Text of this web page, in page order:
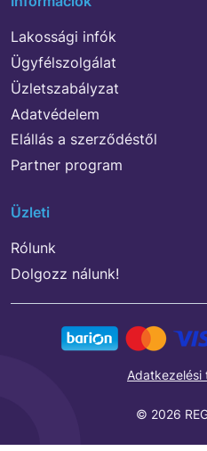
Lakossági infók
Ügyfélszolgálat
Üzletszabályzat
Adatvédelem
Elállás a szerződéstől
Partner program
Üzleti
Rólunk
Dolgozz nálunk!
© 2026
Adatkezelési